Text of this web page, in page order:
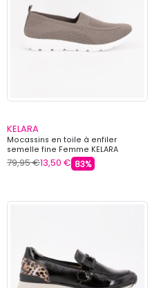
KELARA
Mocassins en toile à enfiler
semelle fine Femme KELARA
79,95 €13,50 € 83%